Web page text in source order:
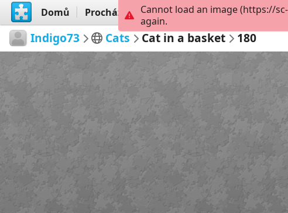
Domů Procházet Vytvořit
Indigo73 Cats Cat in a basket 180
Cannot load an image (https://
again.